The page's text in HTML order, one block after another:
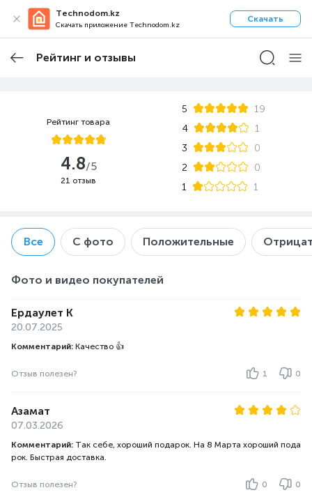
Technodom.kz
Скачать приложение Technodom.kz
Скачать
Рейтинг и отзывы
Все С фото Положительные
Фото и видео покупателей
Ердаулет К
20.07.2025
Комментарий: Качество 👍
Отзыв полезен? 1 0
Азамат
07.03.2026
Комментарий: Так себе, хороший подарок. На 8 Марта хороший пода
рок. Быстрая доставка.
Отзыв полезен? 0 0
Рейтинг товара
4.8/5
21 отзыв
5
19
4
1
3
0
2
0
1
1